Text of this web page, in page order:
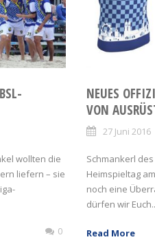
wollten die
liefern – sie
0
NEUES
VON
27 Juni 2016
Schmankerl
Heimspieltag
noch eine
dürfen wir
Read More